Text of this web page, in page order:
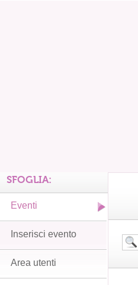
SFOGLIA:
Eventi
Inserisci evento
Area utenti